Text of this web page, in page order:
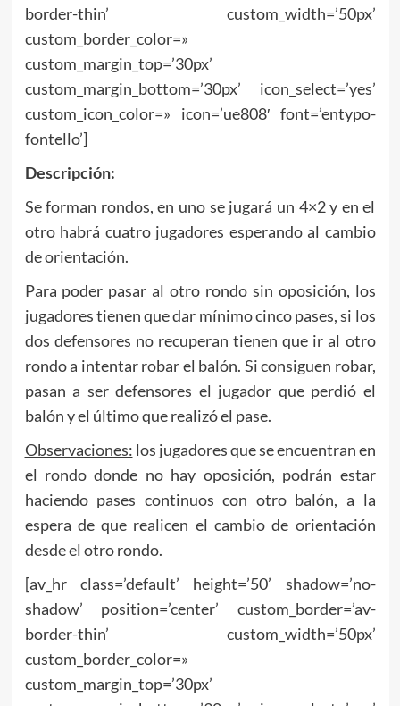
border-thin’ custom_width=’50px’
custom_border_color=»
custom_margin_top=’30px’
custom_margin_bottom=’30px’ icon_select=’yes’
custom_icon_color=» icon=’ue808′ font=’entypo-
fontello’]
Descripción:
Se forman rondos, en uno se jugará un 4×2 y en el
otro habrá cuatro jugadores esperando al cambio
de orientación.
Para poder pasar al otro rondo sin oposición, los
jugadores tienen que dar mínimo cinco pases, si los
dos defensores no recuperan tienen que ir al otro
rondo a intentar robar el balón. Si consiguen robar,
pasan a ser defensores el jugador que perdió el
balón y el último que realizó el pase.
Observaciones: los jugadores que se encuentran en
el rondo donde no hay oposición, podrán estar
haciendo pases continuos con otro balón, a la
espera de que realicen el cambio de orientación
desde el otro rondo.
[av_hr class=’default’ height=’50’ shadow=’no-
shadow’ position=’center’ custom_border=’av-
border-thin’ custom_width=’50px’
custom_border_color=»
custom_margin_top=’30px’